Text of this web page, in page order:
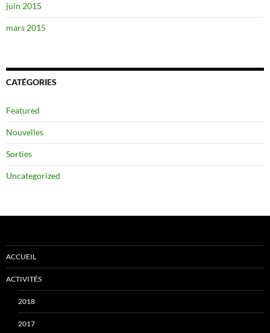
juin 2015
mars 2015
CATÉGORIES
Featured
Nouvelles
Sorties
Uncategorized
ACCUEIL
ACTIVITÉS
2018
2017